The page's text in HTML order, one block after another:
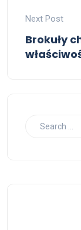
Next Post
Brokuły